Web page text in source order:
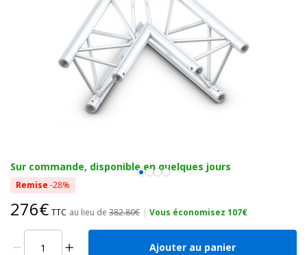
Sur commande, disponible en quelques jours
Remise -28%
276€ TTC au lieu de 382.80€ | Vous économisez 107€
Ajouter au panier